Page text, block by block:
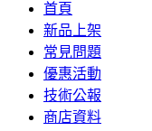
首頁
新品上架
常見問題
優惠活動
技術公報
商店資料